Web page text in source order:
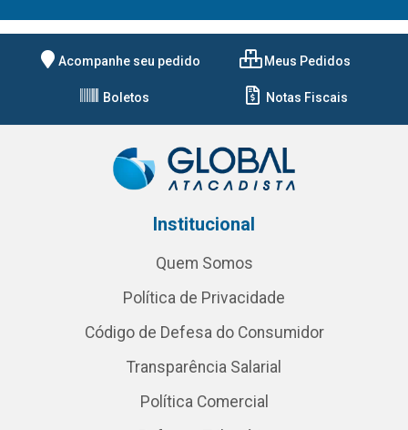
Acompanhe seu pedido Meus Pedidos
Boletos Notas Fiscais
Institucional
Quem Somos
Política de Privacidade
Código de Defesa do Consumidor
Transparência Salarial
Política Comercial